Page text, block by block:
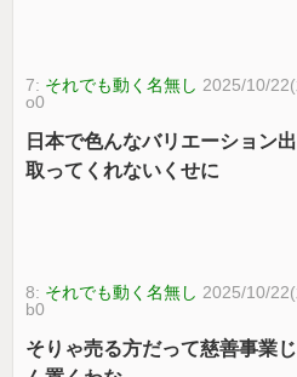
7: それでも動く名無し 2025/10/
o0
日本で色んなバリエーション
取ってくれないくせに
8: それでも動く名無し 2025/10/
b0
そりゃ売る方だって慈善事業